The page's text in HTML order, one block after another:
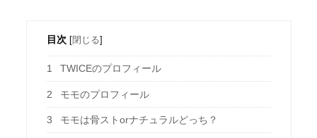
目次 [閉じる]
1 TWICEのプロフィール
2 モモのプロフィール
3 モモは骨ストorナチュラルどっち？